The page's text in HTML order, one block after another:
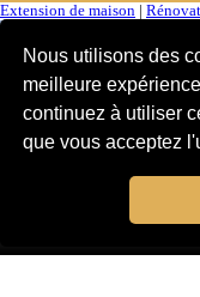
Nous utilisons des
meilleure
continuez à utiliser
que vous acceptez
Extension de maison